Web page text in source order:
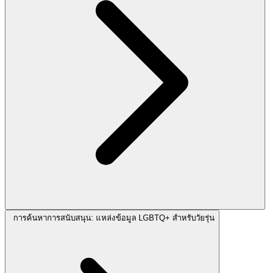
การค้นหาการสนับสนุน: แหล่งข้อมูล LGBTQ+ สำหรับวัยรุ่น